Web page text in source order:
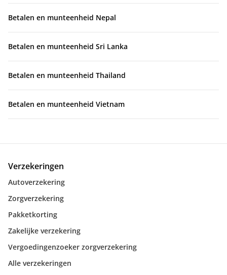
Betalen en munteenheid Nepal
Betalen en munteenheid Sri Lanka
Betalen en munteenheid Thailand
Betalen en munteenheid Vietnam
Verzekeringen
Autoverzekering
Zorgverzekering
Pakketkorting
Zakelijke verzekering
Vergoedingenzoeker zorgverzekering
Alle verzekeringen